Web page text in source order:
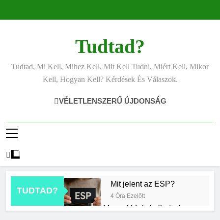
Tudtad?
Tudtad, Mi Kell, Mihez Kell, Mit Kell Tudni, Miért Kell, Mikor
Kell, Hogyan Kell? Kérdések És Válaszok.
VÉLETLENSZERŰ ÚJDONSÁG
TUDTAD?
Mit jelent az ESP?
4 Óra Ezelőtt
Mennyi ideig kell sütni a